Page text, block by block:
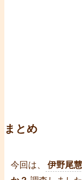
まとめ
今回は、
伊野尾